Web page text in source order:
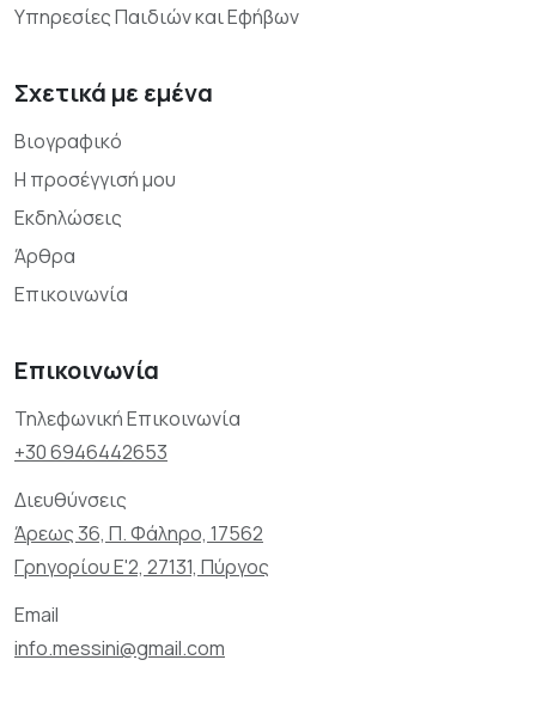
Υπηρεσίες Παιδιών και Εφήβων
Σχετικά με εμένα
Βιογραφικό
Η προσέγγισή μου
Εκδηλώσεις
Άρθρα
Επικοινωνία
Επικοινωνία
Τηλεφωνική Επικοινωνία
+30 6946442653
Διευθύνσεις
Άρεως 36, Π. Φάληρο, 17562
Γρηγορίου Ε'2, 27131, Πύργος
Email
info.messini@gmail.com